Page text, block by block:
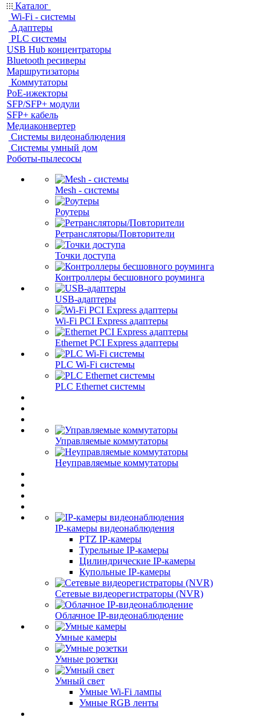
Каталог
Wi-Fi - системы
Адаптеры
PLC системы
USB Hub концентраторы
Bluetooth ресиверы
Маршрутизаторы
Коммутаторы
PoE-ижекторы
SFP/SFP+ модули
SFP+ кабель
Медиаконвертер
Системы видеонаблюдения
Системы умный дом
Роботы-пылесосы
Mesh - системы
Роутеры
Ретрансляторы/Повторители
Точки доступа
Контроллеры бесшовного роуминга
USB-адаптеры
Wi-Fi PCI Express адаптеры
Ethernet PCI Express адаптеры
PLC Wi-Fi системы
PLC Ethernet системы
Управляемые коммутаторы
Неуправляемые коммутаторы
IP-камеры видеонаблюдения
PTZ IP-камеры
Турельные IP-камеры
Цилиндрические IP-камеры
Купольные IP-камеры
Сетевые видеорегистраторы (NVR)
Облачное IP-видеонаблюдение
Умные камеры
Умные розетки
Умный свет
Умные Wi-Fi лампы
Умные RGB ленты